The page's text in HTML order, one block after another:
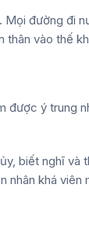
Mọi đường đi
thân vào thế
ý trung
biết nghĩ và
khá